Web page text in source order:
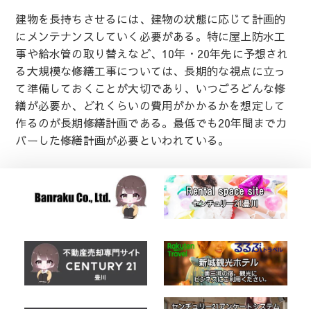
建物を長持ちさせるには、建物の状態に応じて計画的
にメンテナンスしていく必要がある。特に屋上防水工
事や給水管の取り替えなど、10年・20年先に予想され
る大規模な修繕工事については、長期的な視点に立っ
て準備しておくことが大切であり、いつごろどんな修
繕が必要か、どれくらいの費用がかかるかを想定して
作るのが長期修繕計画である。最低でも20年間までカ
バーした修繕計画が必要といわれている。